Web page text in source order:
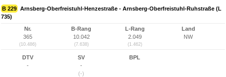
B 229 Arnsberg-Oberfreistuhl-Henzestraße - Arnsberg-Oberfreistuhl-Ruhstraße (L
735)
Nr.
365
(10.486)
B-Rang
10.042
(7.638)
L-Rang
2.049
(1.462)
Land
NW
DTV
-
SV
-
(-)
BPL